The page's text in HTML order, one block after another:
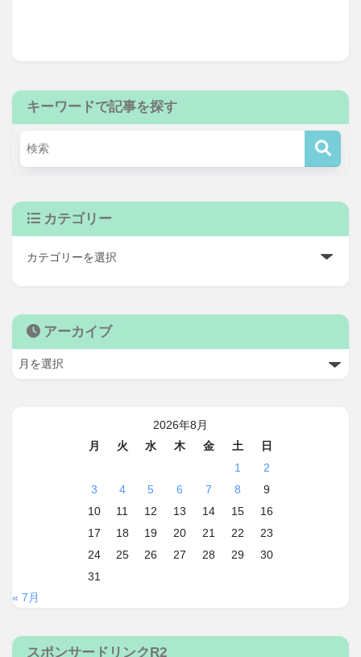
キーワードで記事を探す
カテゴリー
アーカイブ
2026年8月
月
火 水 木 金 土
日
1
2
3
4 5 6 7 8
9
10
11 12 13 14 15
16
17
18 19 20 21 22
23
24
25 26 27 28 29
30
31
« 7月
スポンサードリンクR2